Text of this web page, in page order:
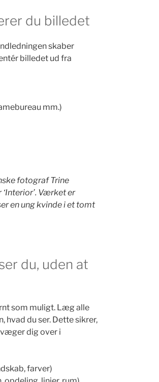
du billedet
skaber
billedet ud fra
mm.)
fotograf Trine
Værket er
en ung kvinde i et tomt
du, uden at
som muligt. Læg alle
du ser. Dette sikrer,
dig over i
farver)